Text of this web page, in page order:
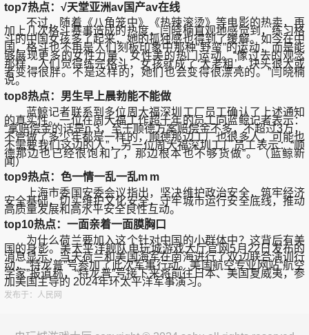
top7热点：√天堂亚洲av国产av在线
不过，随着《八角笼中》《热辣滚烫》等电影的热卖，再
加上几次格斗赛事造成的热度，闫晓楠直观地感觉到，练习格
斗的中国女孩多了起来，她的孤独感也得到了缓解。如今在中
国，格斗也不再是人们刻板印象中那种“野蛮”的运动，而是能
够展现更多的女性力量、女性美的热门运动。“像过去的观念
那样，人们觉得练完格斗，女孩就成了‘大老粗’，块头很大或
者变得很胖。不是这样的，她们也会变得很漂亮的。”闫晓楠
说。
top8热点：男生早上晨勃能不能做
蓝鲸记者联系到多位周大福深圳工厂员工确认了上述通知
的真实性。一位在周大福工作超十年的员工向蓝鲸记者表示：
“拿赔偿金的话是n 3，至于顺德方案赔偿金不多，不超过3万，
不管做了多少年都是一样的，顺德那边工厂也很多人，可能也
不需要我们这边的人”，另一位周大福深圳工厂员工表示：“顺
德那边也已经很饱和了，那边根本也不够货做”。（蓝鲸新
闻）
top9热点：色一情一乱一乱m m
上海市委国安委会议指出，坚决维护政治安全，筑牢经济
安全基础，切实维护文化安全，守牢城市运行安全底线，推动
高质量发展和高水平安全良性互动。
top10热点：一面亲着一面膜胸口
为什么荷兰要加入这个针对中国的小群体中？这背后有美
国的身影。美太平洋舰队电玩城游戏大厅官网5月22日发布的
消息显示，当天荷兰和美国海军在南海进行了双边联合演训行
动，“特龙普”号参加了此次军事行动。美国航空专业网站“航空
学家”报道称，“特龙普”号接下来将前往日本、美国夏威夷，参
加美国主导的 2024年环太平洋军事演习。
发布于：人民网